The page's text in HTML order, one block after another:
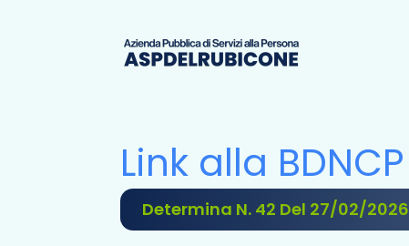
Link alla BDNCP
Determina N. 42 Del 27/02/2026